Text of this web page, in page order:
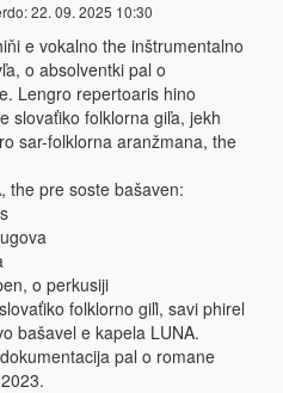
22. 09. 2025 10:30
e vokalno the inštrumentalno
o absolventki pal o
Lengro repertoaris hino
slovaťiko folklorna giľa, jekh
sar-folklorna aranžmana, the
the pre soste bašaven:
o perkusiji
folklorno giľi, savi phirel
bašavel e kapela LUNA.
pal o romane